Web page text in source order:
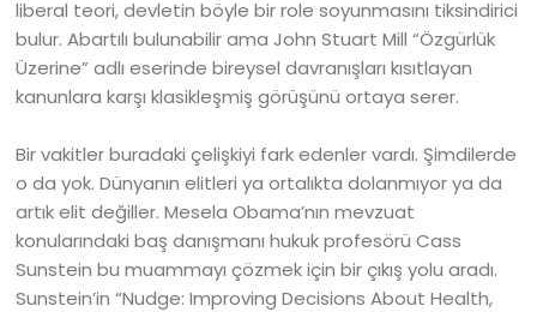
liberal teori, devletin böyle bir role soyunmasını tiksindirici
bulur. Abartılı bulunabilir ama John Stuart Mill “Özgürlük
Üzerine” adlı eserinde bireysel davranışları kısıtlayan
kanunlara karşı klasikleşmiş görüşünü ortaya serer.
Bir vakitler buradaki çelişkiyi fark edenler vardı. Şimdilerde
o da yok. Dünyanın elitleri ya ortalıkta dolanmıyor ya da
artık elit değiller. Mesela Obama’nın mevzuat
konularındaki baş danışmanı hukuk profesörü Cass
Sunstein bu muammayı çözmek için bir çıkış yolu aradı.
Sunstein’in “Nudge: Improving Decisions About Health,